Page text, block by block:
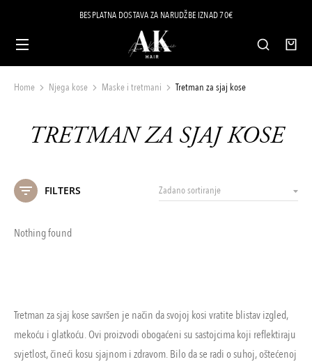
BESPLATNA DOSTAVA ZA NARUDŽBE IZNAD 70€
You are here:
Home Njega kose Maske i tretmani Tretman za sjaj kose
TRETMAN ZA SJAJ KOSE
FILTERS
Nothing found
Tretman za sjaj kose savršen je način da svojoj kosi vratite blistav izgled,
mekoću i glatkoću. Ovi proizvodi obogaćeni su sastojcima koji reflektiraju
svjetlost, čineći kosu sjajnom i zdravom. Bilo da se radi o suhoj, oštećenoj